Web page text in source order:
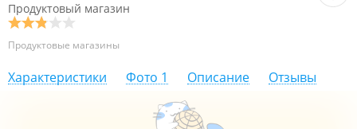
Продуктовый магазин
Продуктовые магазины
Характеристики Фото 1 Описание Отзывы